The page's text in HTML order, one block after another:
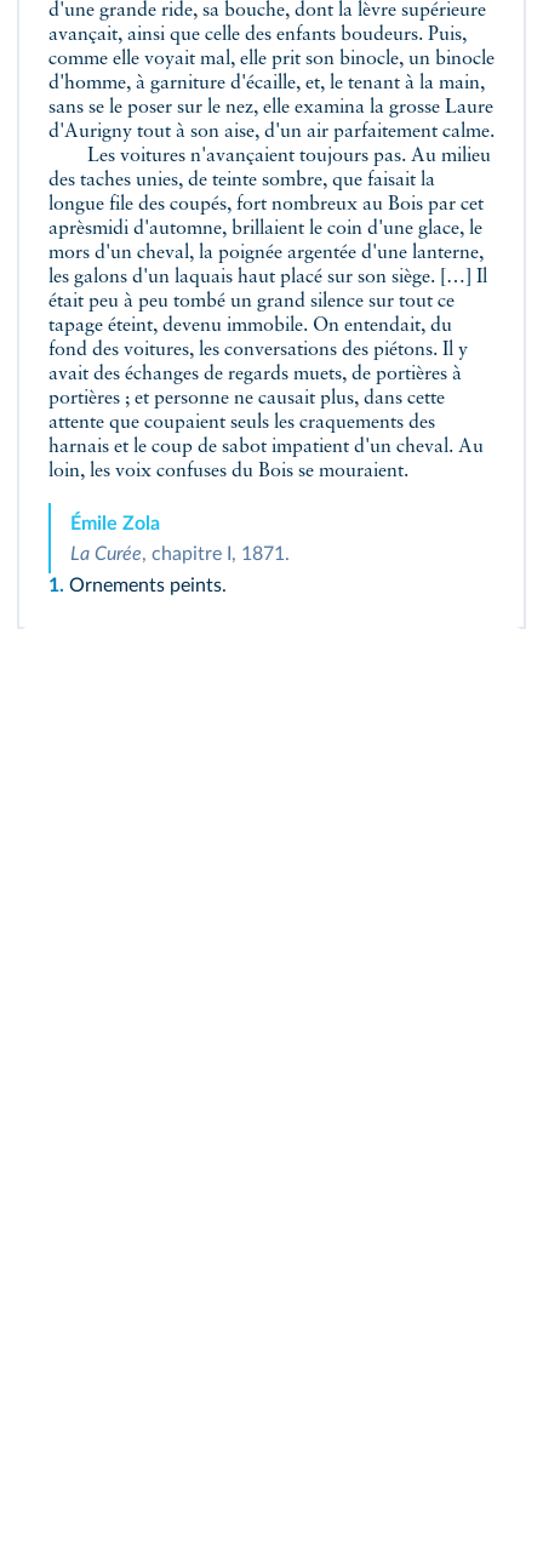
d'une grande ride, sa bouche, dont la lèvre supérieure
avançait, ainsi que celle des enfants boudeurs. Puis,
comme elle voyait mal, elle prit son binocle, un binocle
d'homme, à garniture d'écaille, et, le tenant à la main,
sans se le poser sur le nez, elle examina la grosse Laure
d'Aurigny tout à son aise, d'un air parfaitement calme.
Les voitures n'avançaient toujours pas. Au milieu
des taches unies, de teinte sombre, que faisait la
longue file des coupés, fort nombreux au Bois par cet
aprèsmidi d'automne, brillaient le coin d'une glace, le
mors d'un cheval, la poignée argentée d'une lanterne,
les galons d'un laquais haut placé sur son siège. […] Il
était peu à peu tombé un grand silence sur tout ce
tapage éteint, devenu immobile. On entendait, du
fond des voitures, les conversations des piétons. Il y
avait des échanges de regards muets, de portières à
portières ; et personne ne causait plus, dans cette
attente que coupaient seuls les craquements des
harnais et le coup de sabot impatient d'un cheval. Au
loin, les voix confuses du Bois se mouraient.
Émile Zola
La Curée, chapitre I, 1871.
1. Ornements peints.